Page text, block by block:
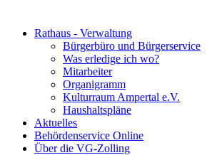
Rathaus - Verwaltung
Bürgerbüro und Bürgerservice
Was erledige ich wo?
Mitarbeiter
Organigramm
Kulturraum Ampertal e.V.
Haushaltspläne
Aktuelles
Behördenservice Online
Über die VG-Zolling